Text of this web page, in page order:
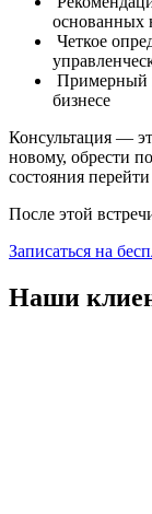
основанных
Четкое
Примерный
бизнесе
Консультация —
новому, обрести
состояния
После этой
Записаться на
Наши